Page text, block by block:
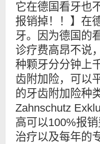
它在德国看牙也
报销掉！！】在
牙。因为德国的
诊疗费高昂不说
种颗牙分分钟上
齿附加险，可以
的牙齿附加险种
Zahnschutz
高可以100%报
治疗以及每年的